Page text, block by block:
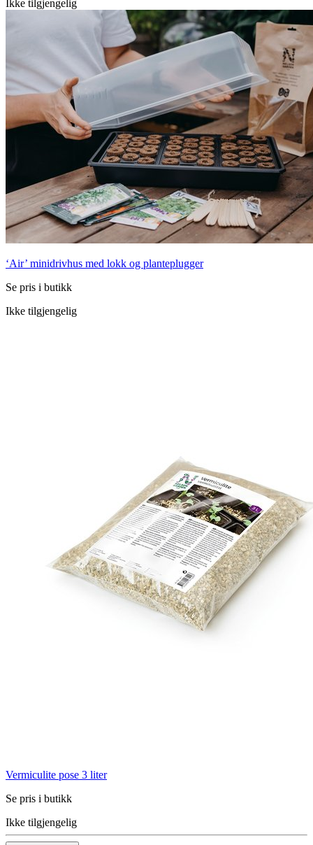
Ikke tilgjengelig
‘Air’ minidrivhus med lokk og planteplugger
Se pris i butikk
Ikke tilgjengelig
Vermiculite pose 3 liter
Se pris i butikk
Ikke tilgjengelig